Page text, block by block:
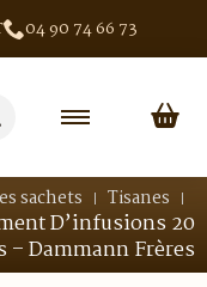
04 90 74 66 73
sachets Tisanes
D’infusions 20
– Dammann Frères